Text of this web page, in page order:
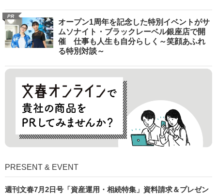
PR
オープン1周年を記念した特別イベントがサ
ムソナイト・ブラックレーベル銀座店で開
催 仕事も人生も自分らしく～笑顔あふれ
る特別対談～
PRESENT & EVENT
週刊文春7月2日号「資産運用・相続特集」資料請求＆プレゼン